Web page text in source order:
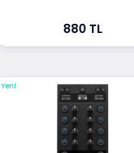
880 TL
Yeni